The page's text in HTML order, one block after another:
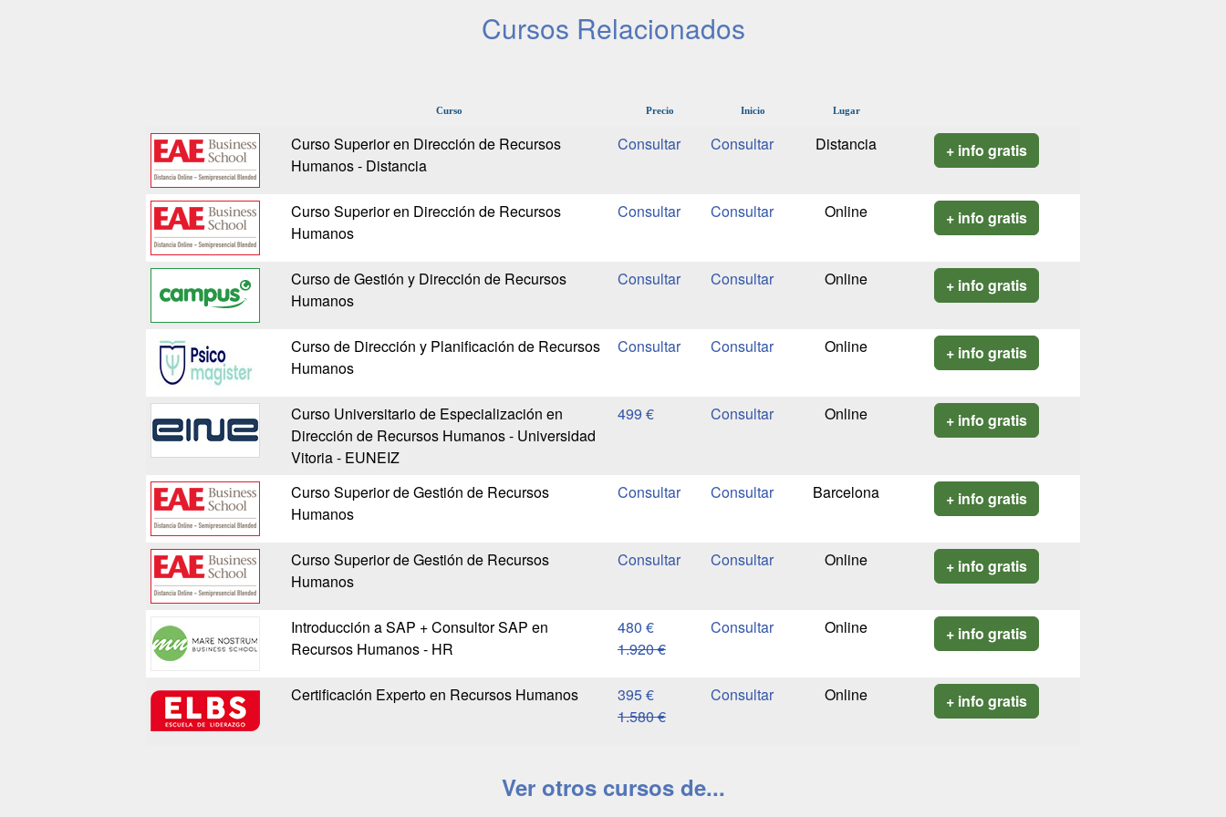
Cursos Relacionados
Curso Precio Inicio Lugar
Curso Superior en Dirección de Recursos
Humanos - Distancia
Distancia + info gratis
Curso Superior en Dirección de Recursos
Humanos
Online + info gratis
Curso de Gestión y Dirección de Recursos
Humanos
Online + info gratis
Curso de Dirección y Planificación de Recursos
Humanos
Online + info gratis
Curso Universitario de Especialización en
Dirección de Recursos Humanos - Universidad
Vitoria - EUNEIZ
499 € Online + info gratis
Curso Superior de Gestión de Recursos
Humanos
Barcelona + info gratis
Curso Superior de Gestión de Recursos
Humanos
Online + info gratis
Introducción a SAP + Consultor SAP en
Recursos Humanos - HR
480 €
1.920 €
Online + info gratis
Certificación Experto en Recursos Humanos
395 €
1.580 €
Online + info gratis
Ver otros cursos de...